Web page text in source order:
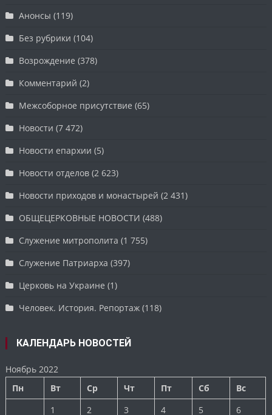
Анонсы (119)
Без рубрики (104)
Возрождение (378)
Комментарий (2)
Межсоборное присутствие (65)
Новости (7 472)
Новости епархии (5)
Новости отделов (2 623)
Новости приходов и монастырей (2 431)
ОБЩЕЦЕРКОВНЫЕ НОВОСТИ (488)
Служение митрополита (1 755)
Служение Патриарха (397)
Церковь на Украине (1)
Человек. История. Репортаж (118)
КАЛЕНДАРЬ НОВОСТЕЙ
Ноябрь 2022
Пн
Вт Ср Чт Пт Сб
Вс
1
2 3 4 5 6